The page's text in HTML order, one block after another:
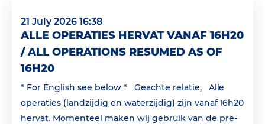
21 July 2026 16:38
ALLE OPERATIES HERVAT VANAF 16H20
/ ALL OPERATIONS RESUMED AS OF
16H20
* For English see below * Geachte relatie, Alle
operaties (landzijdig en waterzijdig) zijn vanaf 16h20
hervat. Momenteel maken wij gebruik van de pre-